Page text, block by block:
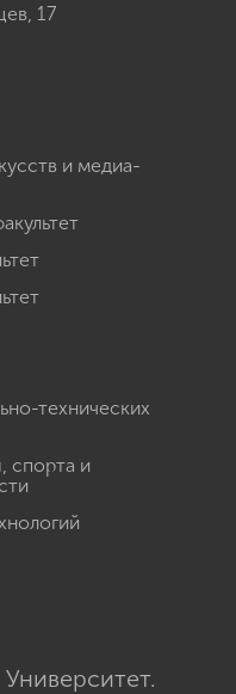
17
и медиа-
технических
спорта и